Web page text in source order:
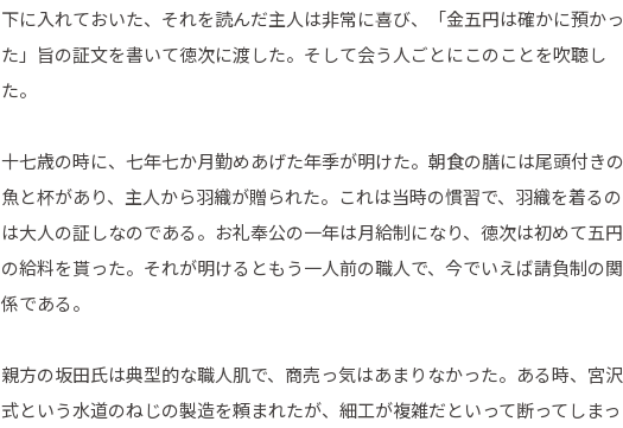
下に入れておいた、それを読んだ主人は非常に喜び、「金五円は確かに預かっ
た」旨の証文を書いて徳次に渡した。そして会う人ごとにこのことを吹聴し
た。
十七歳の時に、七年七か月勤めあげた年季が明けた。朝食の膳には尾頭付きの
魚と杯があり、主人から羽織が贈られた。これは当時の慣習で、羽織を着るの
は大人の証しなのである。お礼奉公の一年は月給制になり、徳次は初めて五円
の給料を貰った。それが明けるともう一人前の職人で、今でいえば請負制の関
係である。
親方の坂田氏は典型的な職人肌で、商売っ気はあまりなかった。ある時、宮沢
式という水道のねじの製造を頼まれたが、細工が複雑だといって断ってしまっ